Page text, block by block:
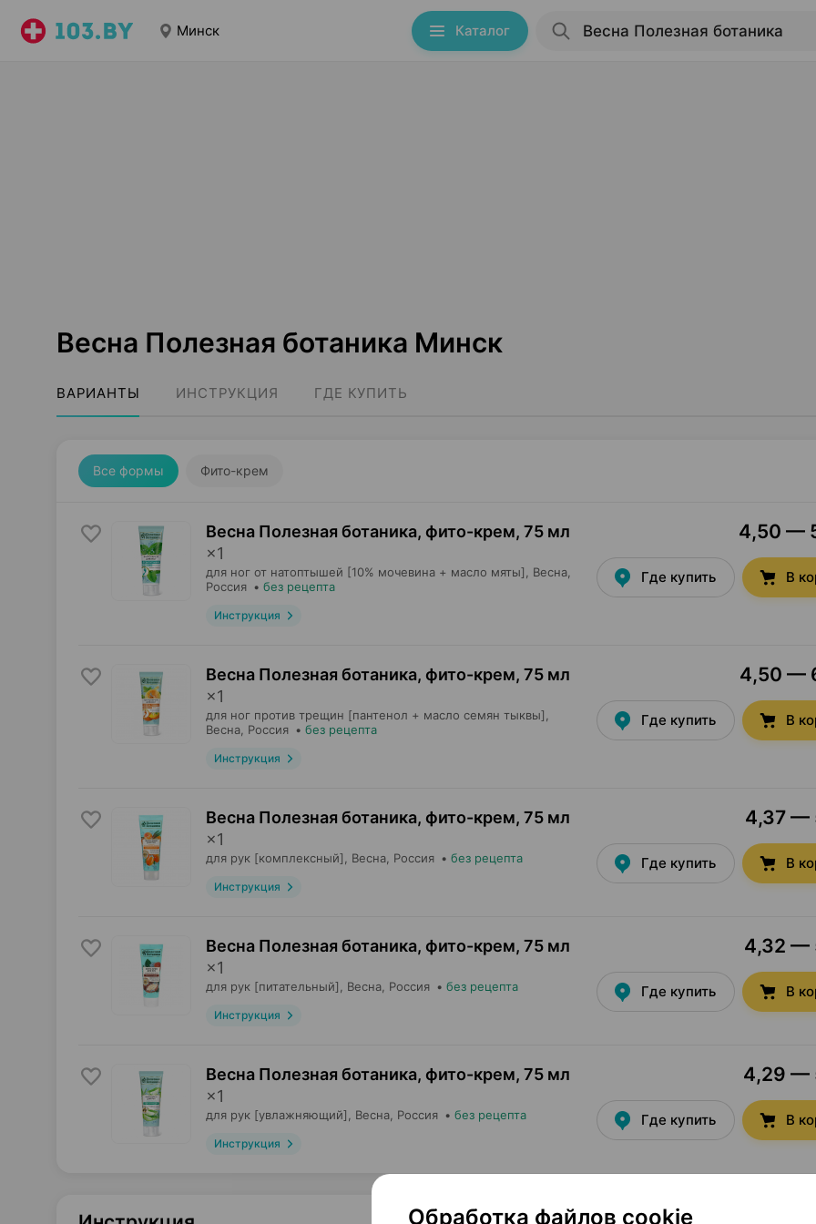
Минск Каталог
Весна Полезная ботаника Минск
ВАРИАНТЫ ИНСТРУКЦИЯ ГДЕ КУПИТЬ
Все формы Фито-крем
Весна Полезная ботаника, фито-крем, 75 мл
×1
для ног от натоптышей [10% мочевина + масло мяты], Весна
Россия • без рецепта
Инструкция
4,50 —
Где купить В
Весна Полезная ботаника, фито-крем, 75 мл
×1
для ног против трещин [пантенол + масло семян тыквы],
Весна , Россия • без рецепта
Инструкция
4,50 —
Где купить В
Весна Полезная ботаника, фито-крем, 75 мл
×1
для рук [комплексный], Весна , Россия • без рецепта
Инструкция
4,37 —
Где купить В
Весна Полезная ботаника, фито-крем, 75 мл
×1
для рук [питательный], Весна , Россия • без рецепта
Инструкция
4,32 —
Где купить В
Весна Полезная ботаника, фито-крем, 75 мл
×1
для рук [увлажняющий], Весна , Россия • без рецепта
Инструкция
4,29 —
Где купить В
Обработка файлов cookie